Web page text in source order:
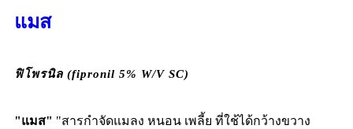
แมส
ฟิโพรนิล (fipronil 5% W/V SC)
"แมส" "สารกำจัดแมลง หนอน เพลี้ย ที่ใช้ได้กว้างขวาง